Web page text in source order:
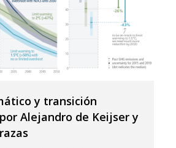
y transición
Alejandro de Keijser y